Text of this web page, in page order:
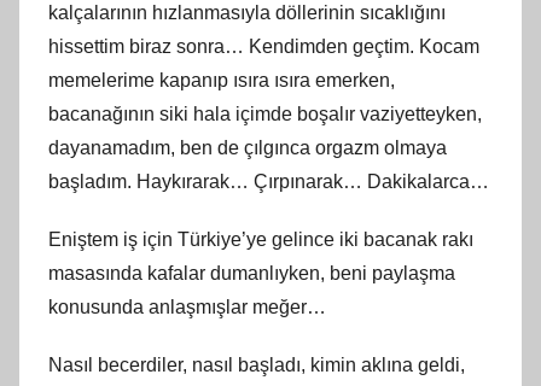
kalçalarının hızlanmasıyla döllerinin sıcaklığını
hissettim biraz sonra… Kendimden geçtim. Kocam
memelerime kapanıp ısıra ısıra emerken,
bacanağının siki hala içimde boşalır vaziyetteyken,
dayanamadım, ben de çılgınca orgazm olmaya
başladım. Haykırarak… Çırpınarak… Dakikalarca…
Eniştem iş için Türkiye’ye gelince iki bacanak rakı
masasında kafalar dumanlıyken, beni paylaşma
konusunda anlaşmışlar meğer…
Nasıl becerdiler, nasıl başladı, kimin aklına geldi,